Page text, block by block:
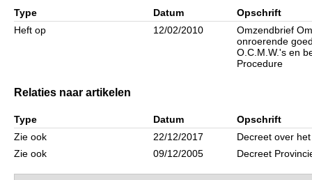
Type Datum
Opschrift
Heft op
12/02/2010
Omzendbrief
onroerende
O.C.M.W.'s en
Procedure
Relaties naar artikelen
Type Datum
Opschrift
Zie ook
22/12/2017
Decreet over
Zie ook
09/12/2005 Decreet